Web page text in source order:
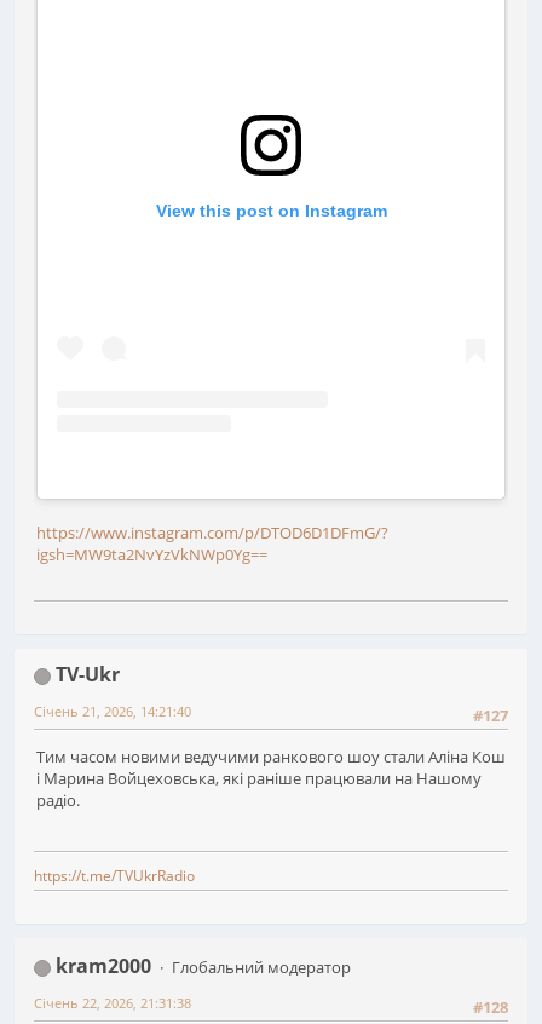
View this post on Instagram
https://www.instagram.com/p/DTOD6D1DFmG/?
igsh=MW9ta2NvYzVkNWp0Yg==
TV-Ukr
#127
Січень 21, 2026, 14:21:40
Тим часом новими ведучими ранкового шоу стали Аліна Кош
і Марина Войцеховська, які раніше працювали на Нашому
радіо.
https://t.me/TVUkrRadio
kram2000
Глобальний модератор
#128
Січень 22, 2026, 21:31:38